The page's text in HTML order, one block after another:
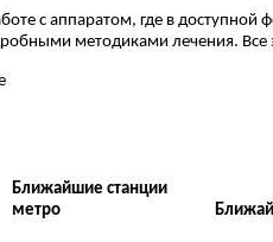
с аппаратом, где в
методиками лечения.
Ближайшие станции
метро